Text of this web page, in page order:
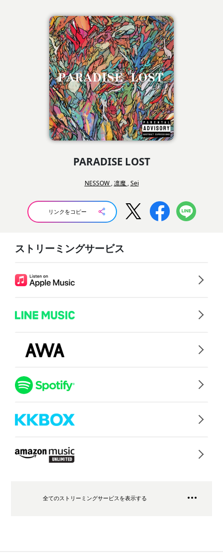
PARADISE LOST
NESSOW ,凛魔 ,Sei
リンクをコピー
ストリーミングサービス
全てのストリーミングサービスを表示する